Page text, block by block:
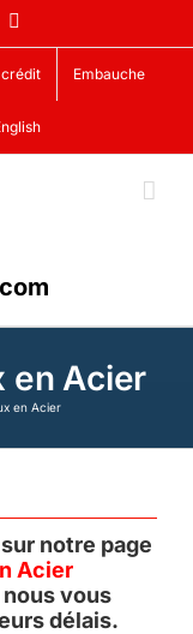
Embauche
en Acier
en Acier
notre page
Acier
vous
délais.